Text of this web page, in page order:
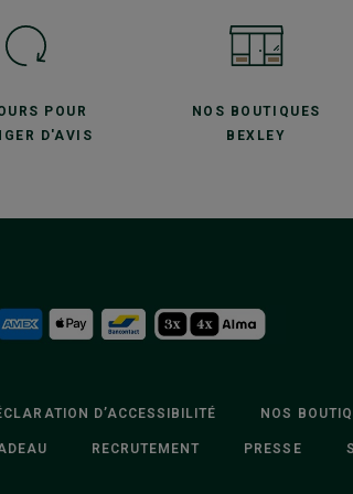
POUR
D'AVIS
NOS BOUTIQUES
BEXLEY
D’ACCESSIBILITÉ NOS
RECRUTEMENT PRESSE